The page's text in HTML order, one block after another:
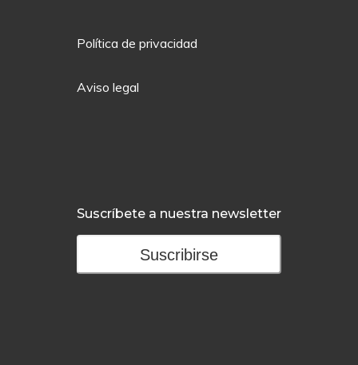
Política de privacidad
Aviso legal
Suscríbete a nuestra newsletter
Suscribirse